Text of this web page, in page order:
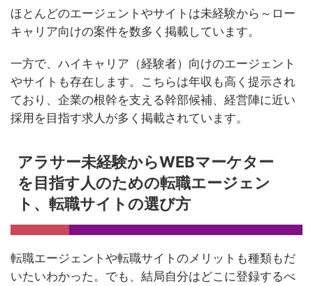
ほとんどのエージェントやサイトは未経験から～ロー
キャリア向けの案件を数多く掲載しています。
一方で、ハイキャリア（経験者）向けのエージェント
やサイトも存在します。こちらは年収も高く提示され
ており、企業の根幹を支える幹部候補、経営陣に近い
採用を目指す求人が多く掲載されています。
アラサー未経験からWEBマーケター
を目指す人のための転職エージェン
ト、転職サイトの選び方
転職エージェントや転職サイトのメリットも種類もだ
いたいわかった。でも、結局自分はどこに登録するべ